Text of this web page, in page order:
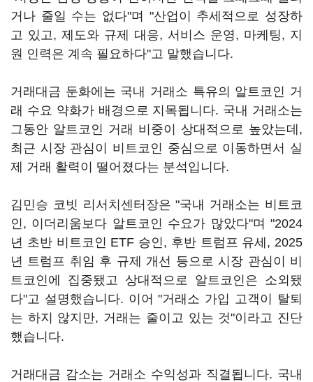
거나 줄일 수는 없다"며 "산업이 추세적으로 성장하
고 있고, 제도와 규제 대응, 서비스 운영, 마케팅, 지
원 인력은 계속 필요하다"고 말했습니다.
거래대금 둔화에는 국내 거래소 특유의 알트코인 거
래 수요 약화가 배경으로 지목됩니다. 국내 거래소는
그동안 알트코인 거래 비중이 상대적으로 높았는데,
최근 시장 관심이 비트코인 중심으로 이동하면서 실
제 거래 활력이 떨어졌다는 분석입니다.
김민승 코빗 리서치센터장은 "국내 거래소는 비트코
인, 이더리움보다 알트코인 수요가 많았다"며 "2024
년 초반 비트코인 ETF 승인, 후반 트럼프 유세, 2025
년 트럼프 취임 후 규제 개선 등으로 시장 관심이 비
트코인에 집중됐고 상대적으로 알트코인은 소외됐
다"고 설명했습니다. 이어 "거래소 가입 고객이 탈퇴
는 하지 않지만, 거래는 줄이고 있는 것"이라고 진단
했습니다.
거래대금 감소는 거래소 수익성과 직결됩니다. 국내